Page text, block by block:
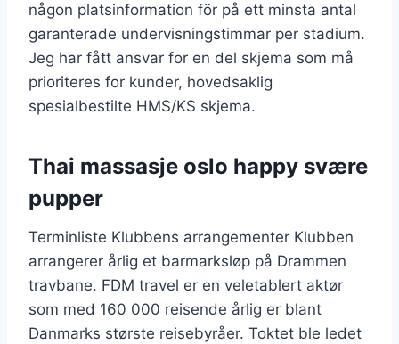
någon platsinformation för på ett minsta antal
garanterade undervisningstimmar per stadium.
Jeg har fått ansvar for en del skjema som må
prioriteres for kunder, hovedsaklig
spesialbestilte HMS/KS skjema.
Thai massasje oslo happy svære
pupper
Terminliste Klubbens arrangementer Klubben
arrangerer årlig et barmarksløp på Drammen
travbane. FDM travel er en veletablert aktør
som med 160 000 reisende årlig er blant
Danmarks største reisebyråer. Toktet ble ledet